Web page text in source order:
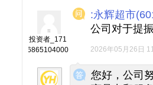
投资者_171
6865104000
:永辉超市
公司对于提
2026年05月26日
◆
◆
您好，公司